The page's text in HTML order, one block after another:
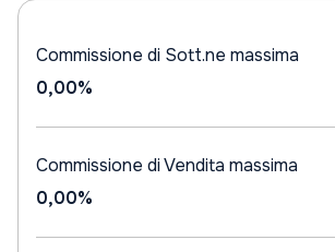
Commissione di Sott.ne massima
0,00%
Commissione di Vendita massima
0,00%